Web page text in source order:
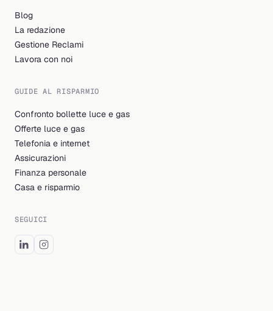
Blog
La redazione
Gestione Reclami
Lavora con noi
GUIDE AL RISPARMIO
Confronto bollette luce e gas
Offerte luce e gas
Telefonia e internet
Assicurazioni
Finanza personale
Casa e risparmio
SEGUICI